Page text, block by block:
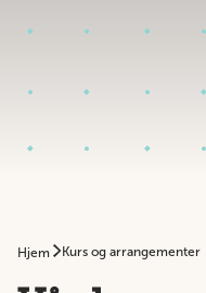
Hjem Kurs og arrangementer